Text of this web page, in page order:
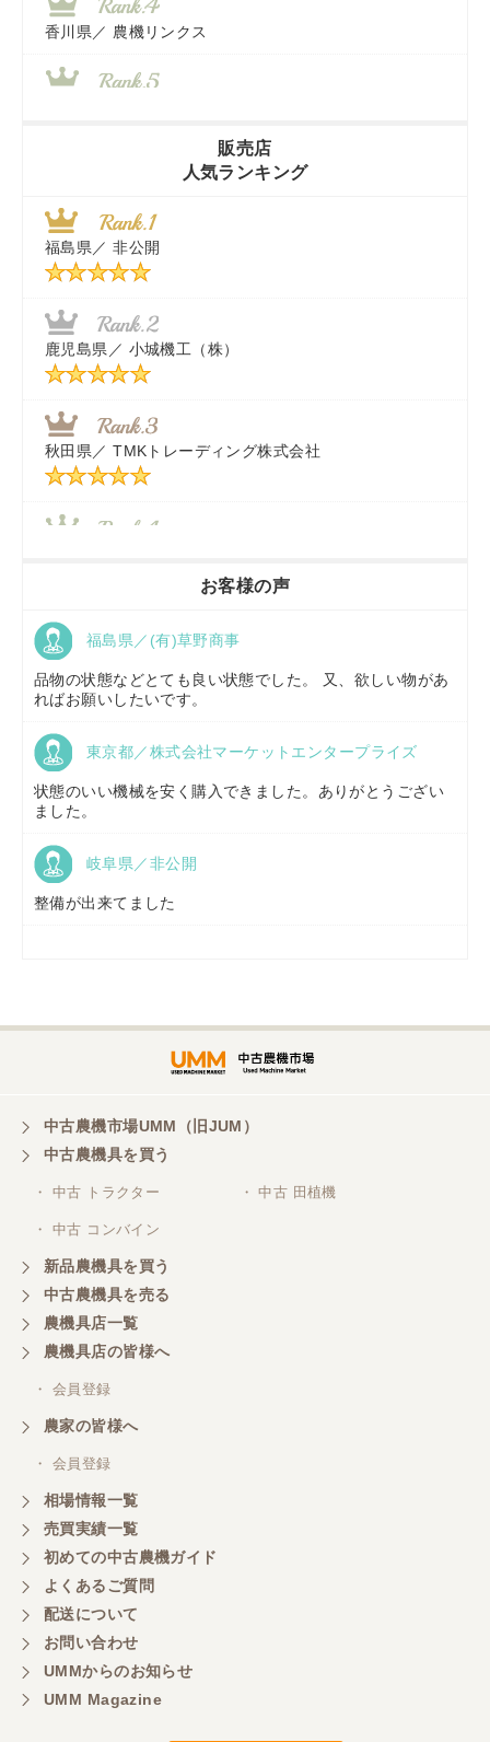
香川県／ 農機リンクス
近江商事合同会社：「茨城中古農建機販売」
千葉県／ 株式会社テクノ・タカ
福岡県／株式会社カドワキ機械（旧ナカガワ農機商会）
東京都／
秋田県／ TMKトレーディング株式会社
販売店
人気ランキング
福島県／ 非公開
鹿児島県／ 小城機工（株）
秋田県／ TMKトレーディング株式会社
京都府／
福島県／(有)草野商事
山形県／株式会社ノーキステージ
株式会社トミタモータース
お客様の声
福島県／(有)草野商事
品物の状態などとても良い状態でした。 又、欲しい物があ
ればお願いしたいです。
東京都／株式会社マーケットエンタープライズ
状態のいい機械を安く購入できました。ありがとうござい
ました。
岐阜県／非公開
整備が出来てました
中古農機市場UMM（旧JUM）
中古農機具を買う
・ 中古 トラクター ・ 中古 田植機
・ 中古 コンバイン
新品農機具を買う
中古農機具を売る
農機具店一覧
農機具店の皆様へ
・ 会員登録
農家の皆様へ
・ 会員登録
相場情報一覧
売買実績一覧
初めての中古農機ガイド
よくあるご質問
配送について
お問い合わせ
UMMからのお知らせ
UMM Magazine